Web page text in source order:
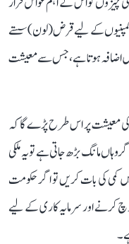
کے لیے قرض (لون) سستے
اضافہ ہوتا ہے، جس سے معیشت
کی معیشت پر اس طرح پڑے گا کہ
وہاں مانگ بڑھ جاتی ہے تو یہ ملکی
کمی کی بات کریں تو اگر حکومت
کرنے اور سرمایہ کاری کے لیے